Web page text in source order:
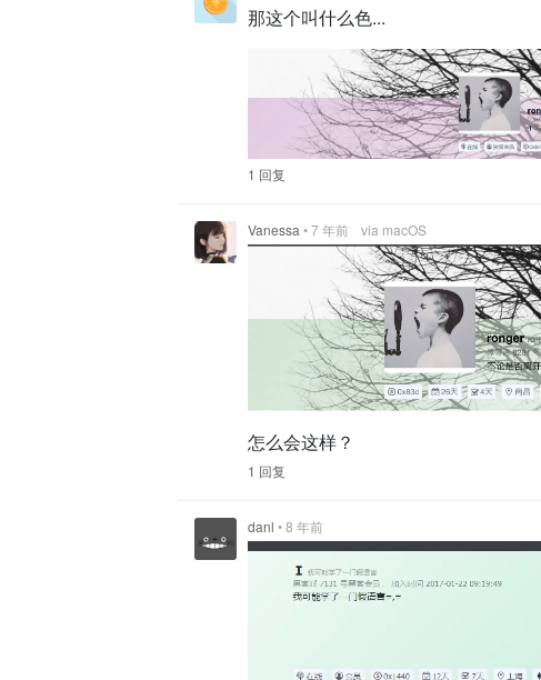
那这个叫什么色...
1 回复
Vanessa •7 年前 via macOS
怎么会这样？
1 回复
danl •8 年前